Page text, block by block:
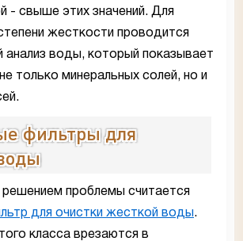
- свыше этих значений. Для
жесткости проводится
анализ воды, который показывает
только минеральных солей, но и
фильтры для
проблемы считается
для очистки жесткой воды .
класса врезаются в